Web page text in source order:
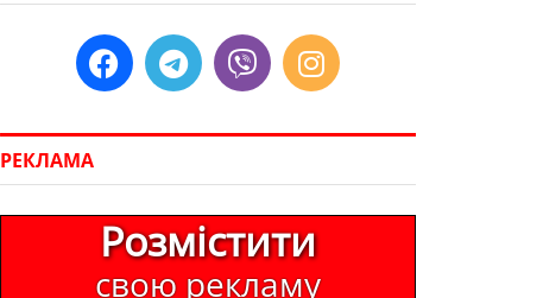
РЕКЛАМА
Розмістити
свою рекламу